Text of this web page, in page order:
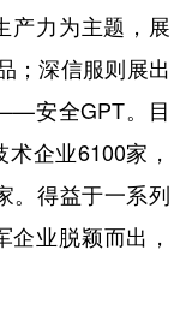
产力为主题，展
；深信服则展出
安全GPT。目
企业6100家，
。得益于一系列
业脱颖而出，